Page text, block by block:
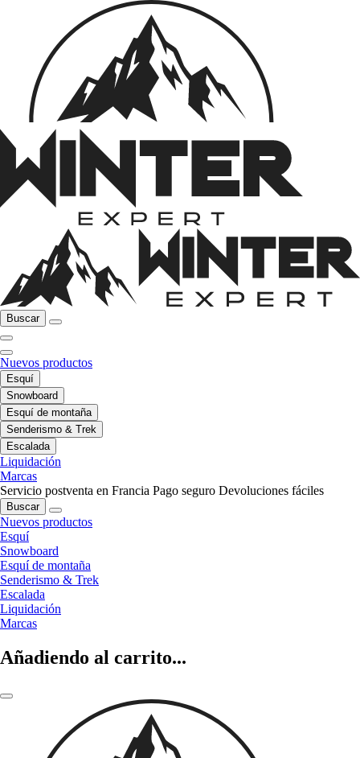
Buscar
Nuevos productos
Esquí
Snowboard
Esquí de montaña
Senderismo & Trek
Escalada
Liquidación
Marcas
Servicio postventa en Francia Pago seguro Devoluciones fáciles
Buscar
Nuevos productos
Esquí
Snowboard
Esquí de montaña
Senderismo & Trek
Escalada
Liquidación
Marcas
Añadiendo al carrito...